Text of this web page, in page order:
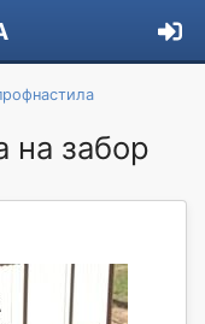
на забор